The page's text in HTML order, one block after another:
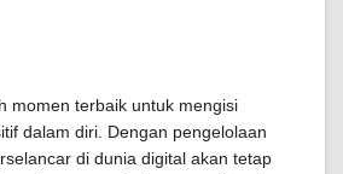
momen terbaik untuk mengisi
dalam diri. Dengan pengelolaan
di dunia digital akan tetap